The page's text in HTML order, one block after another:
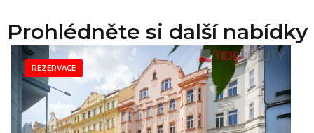
Prohlédněte si další nabídky
REZERVACE